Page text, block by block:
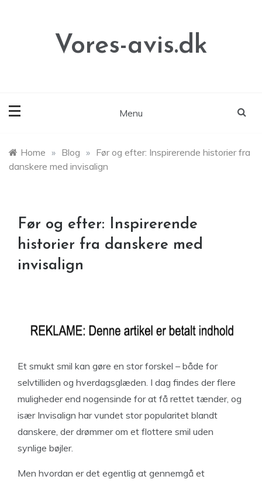
Vores-avis.dk
Menu
Home » Blog » Før og efter: Inspirerende historier fra
danskere med invisalign
Før og efter: Inspirerende
historier fra danskere med
invisalign
Et smukt smil kan gøre en stor forskel – både for
selvtilliden og hverdagsglæden. I dag findes der flere
muligheder end nogensinde for at få rettet tænder, og
især Invisalign har vundet stor popularitet blandt
danskere, der drømmer om et flottere smil uden
synlige bøjler.
Men hvordan er det egentlig at gennemgå et